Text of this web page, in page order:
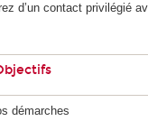
d’un contact privilégié
démarches